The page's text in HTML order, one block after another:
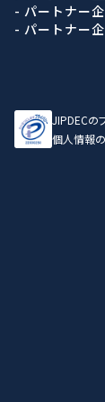
- パートナー
- パートナー
JIPDECの
個人情報